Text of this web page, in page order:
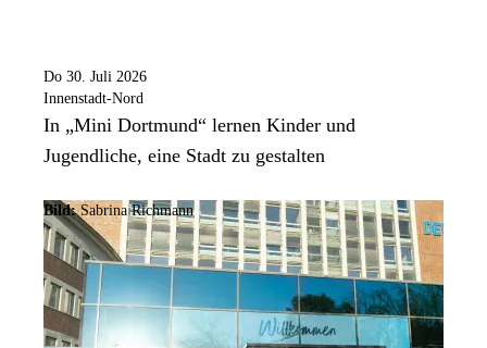
Do 30. Juli 2026
Innenstadt-Nord
In „Mini Dortmund“ lernen Kinder und
Jugendliche, eine Stadt zu gestalten
Bild: Sabrina Richmann